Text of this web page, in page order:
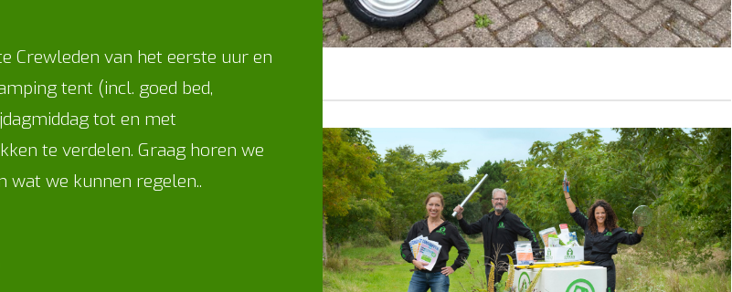
Crewleden van het eerste uur en
tent (incl. goed bed,
tot en met
te verdelen. Graag horen we
wat we kunnen regelen..